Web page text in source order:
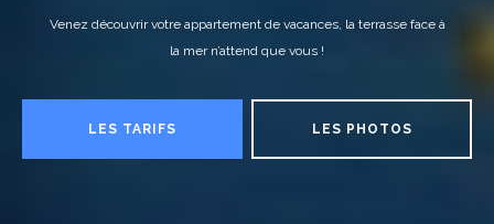
Venez découvrir votre appartement de vacances, la terrasse face à
la mer n’attend que vous !
LES TARIFS LES PHOTOS